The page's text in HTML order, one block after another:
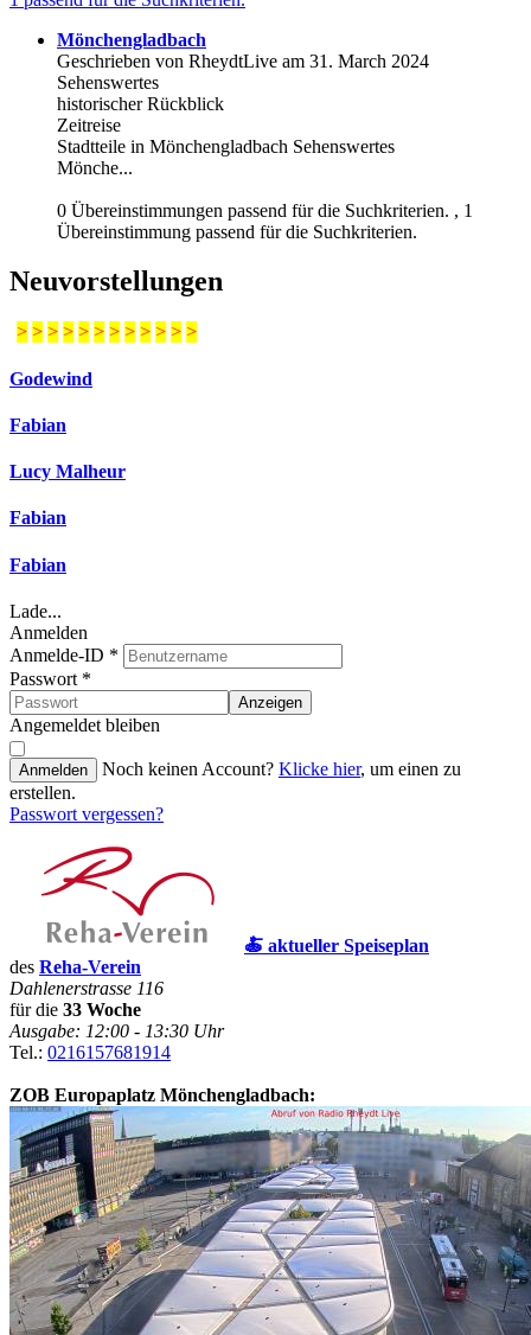
Mönchengladbach
Geschrieben von RheydtLive am 31. March 2024
Sehenswertes
historischer Rückblick
Zeitreise
Stadtteile in Mönchengladbach Sehenswertes
Mönche...
0 Übereinstimmungen passend für die Suchkriterien. , 1
Übereinstimmung passend für die Suchkriterien.
Neuvorstellungen
> > > > > > > > > > > >
Godewind
Fabian
Lucy Malheur
Fabian
Fabian
Lade...
Anmelden
Anmelde-ID *
Passwort *
Anzeigen
Angemeldet bleiben
Anmelden Noch keinen Account? Klicke hier, um einen zu
erstellen.
Passwort vergessen?
🍝 aktueller Speiseplan
des Reha-Verein
Dahlenerstrasse 116
für die 33 Woche
Ausgabe: 12:00 - 13:30 Uhr
Tel.: 0216157681914
ZOB Europaplatz Mönchengladbach: